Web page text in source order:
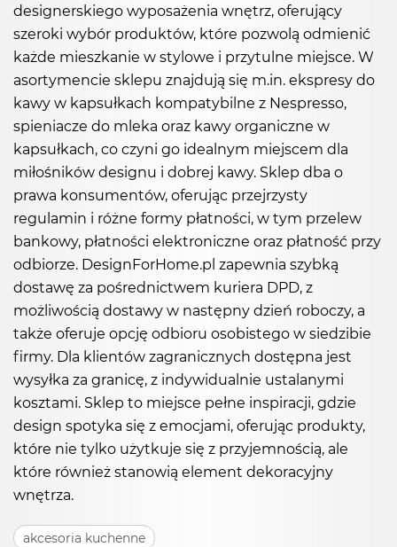
designerskiego wyposażenia wnętrz, oferujący
szeroki wybór produktów, które pozwolą odmienić
każde mieszkanie w stylowe i przytulne miejsce. W
asortymencie sklepu znajdują się m.in. ekspresy do
kawy w kapsułkach kompatybilne z Nespresso,
spieniacze do mleka oraz kawy organiczne w
kapsułkach, co czyni go idealnym miejscem dla
miłośników designu i dobrej kawy. Sklep dba o
prawa konsumentów, oferując przejrzysty
regulamin i różne formy płatności, w tym przelew
bankowy, płatności elektroniczne oraz płatność przy
odbiorze. DesignForHome.pl zapewnia szybką
dostawę za pośrednictwem kuriera DPD, z
możliwością dostawy w następny dzień roboczy, a
także oferuje opcję odbioru osobistego w siedzibie
firmy. Dla klientów zagranicznych dostępna jest
wysyłka za granicę, z indywidualnie ustalanymi
kosztami. Sklep to miejsce pełne inspiracji, gdzie
design spotyka się z emocjami, oferując produkty,
które nie tylko użytkuje się z przyjemnością, ale
które również stanowią element dekoracyjny
wnętrza.
akcesoria kuchenne